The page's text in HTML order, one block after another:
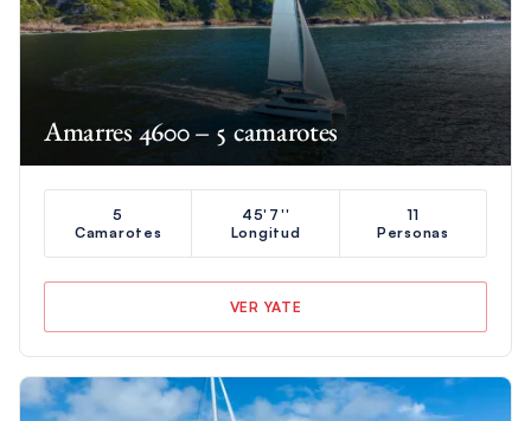
Amarres 4600 – 5 camarotes
5
Camarotes
45'7''
Longitud
11
Personas
VER YATE